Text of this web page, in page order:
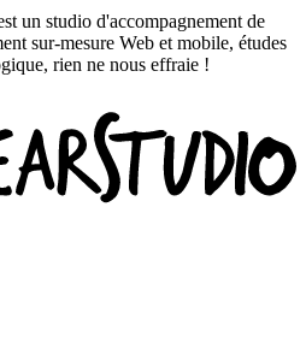
un studio d'accompagnement de
sur-mesure Web et mobile, études
rien ne nous effraie !